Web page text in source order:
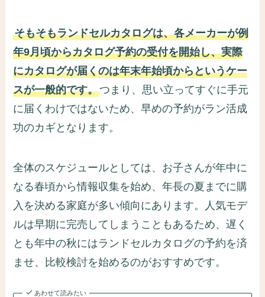
そもそもランドセルカタログは、各メーカーが例
年9月頃からカタログ予約の受付を開始し、実際
にカタログが届くのは年末年始頃からというケー
スが一般的です。つまり、思い立ってすぐに手元
に届くわけではないため、早めの予約がラン活成
功のカギとなります。
全体のスケジュールとしては、お子さんが年中に
なる春頃から情報収集を始め、年長の夏までに購
入を決める家庭が多い傾向にあります。人気モデ
ルは早期に完売してしまうこともあるため、遅く
とも年中の秋にはランドセルカタログの予約を済
ませ、比較検討を始めるのがおすすめです。
あわせて読みたい